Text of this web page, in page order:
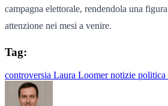
campagna elettorale, rendendola una
attenzione nei mesi a venire.
Tag:
controversia Laura Loomernotizie politica